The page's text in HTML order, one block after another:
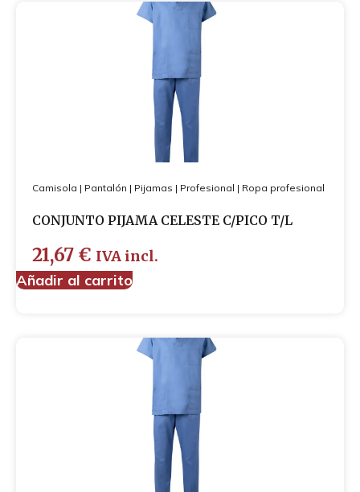
Camisola | Pantalón | Pijamas | Profesional | Ropa profesional
CONJUNTO PIJAMA CELESTE C/PICO T/L
21,67 € IVA incl.
Añadir al carrito